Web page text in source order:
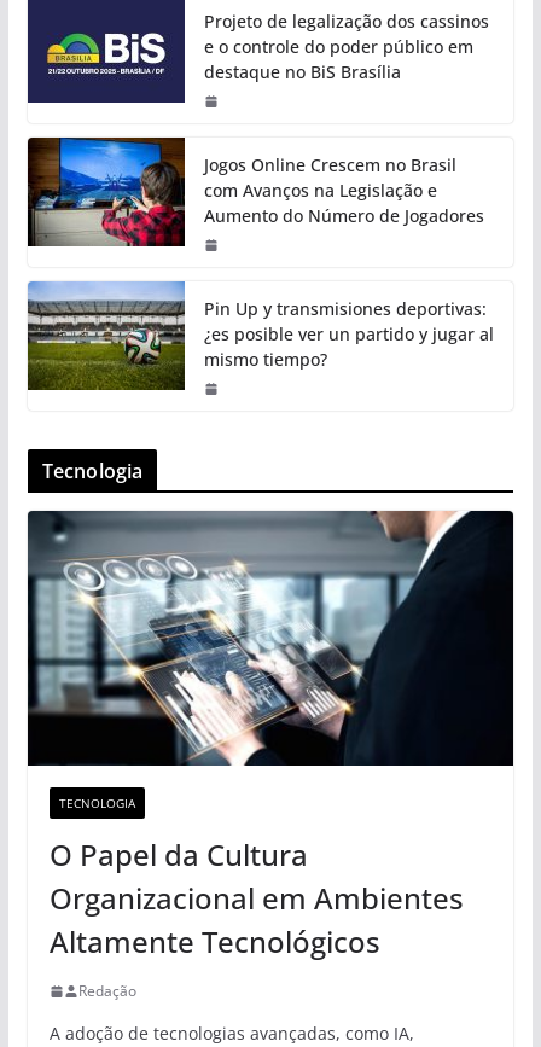
Projeto de legalização dos cassinos
e o controle do poder público em
destaque no BiS Brasília
Jogos Online Crescem no Brasil
com Avanços na Legislação e
Aumento do Número de Jogadores
Pin Up y transmisiones deportivas:
¿es posible ver un partido y jugar al
mismo tiempo?
Tecnologia
TECNOLOGIA
O Papel da Cultura
Organizacional em Ambientes
Altamente Tecnológicos
Redação
A adoção de tecnologias avançadas, como IA,